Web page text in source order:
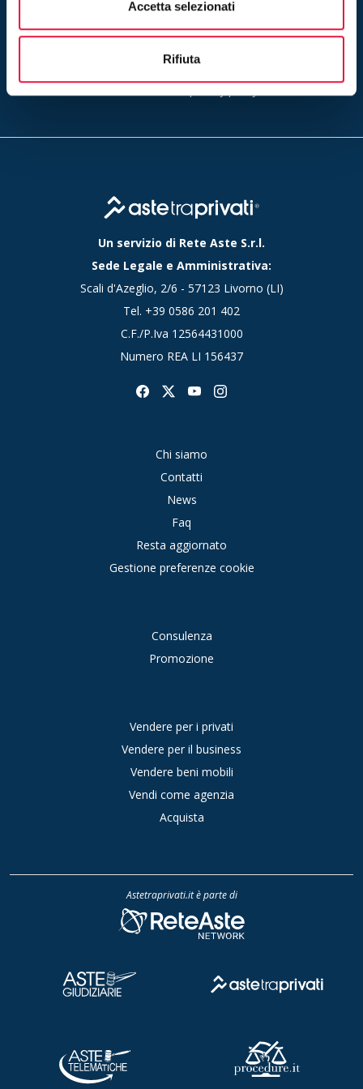
Accetta selezionati
Rifiuta
Iscriviti
Un servizio di Rete Aste S.r.l.
Sede Legale e Amministrativa:
Scali d'Azeglio, 2/6 - 57123 Livorno (LI)
Tel. +39 0586 201 402
C.F./P.Iva 12564431000
Numero REA LI 156437
Chi siamo
Contatti
News
Faq
Resta aggiornato
Gestione preferenze cookie
Consulenza
Promozione
Vendere per i privati
Vendere per il business
Vendere beni mobili
Vendi come agenzia
Acquista
Astetraprivati.it è parte di